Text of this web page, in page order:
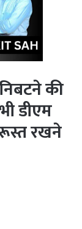
की
डीएम
रखने